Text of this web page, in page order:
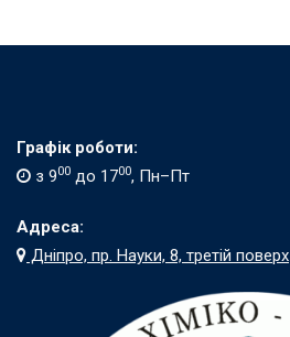
Графік роботи:
з 900 до 1700, Пн–Пт
Адреса:
Дніпро, пр. Науки, 8, третій поверх